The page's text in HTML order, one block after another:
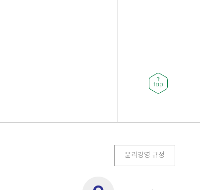
윤리경영 규정